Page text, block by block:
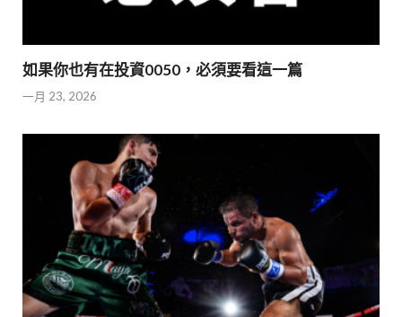
如果你也有在投資0050，必須要看這一篇
一月 23, 2026